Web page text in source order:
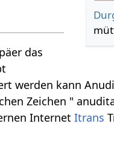
das
werden kann
Zeichen "
InternetItrans